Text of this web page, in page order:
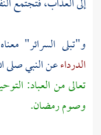
و"تبلى السرائر"
الدرداءعن النبي صلى
تعالى من العباد:
وصوم رمضان.